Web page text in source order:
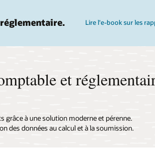
Lire l'e-book sur les
et
grâce à une solution moderne et pérenne.
des données au calcul et à la soumission.